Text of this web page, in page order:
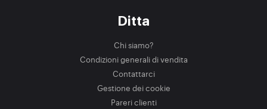
Ditta
Chi siamo?
Condizioni generali di vendita
Contattarci
Gestione dei cookie
Pareri clienti